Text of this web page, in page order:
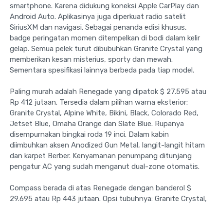
smartphone. Karena didukung koneksi Apple CarPlay dan
Android Auto. Aplikasinya juga diperkuat radio satelit
SiriusXM dan navigasi. Sebagai penanda edisi khusus,
badge peringatan momen ditempelkan di bodi dalam kelir
gelap. Semua pelek turut dibubuhkan Granite Crystal yang
memberikan kesan misterius, sporty dan mewah.
Sementara spesifikasi lainnya berbeda pada tiap model.
Paling murah adalah Renegade yang dipatok $ 27.595 atau
Rp 412 jutaan. Tersedia dalam pilihan warna eksterior:
Granite Crystal, Alpine White, Bikini, Black, Colorado Red,
Jetset Blue, Omaha Orange dan Slate Blue. Rupanya
disempurnakan bingkai roda 19 inci. Dalam kabin
diimbuhkan aksen Anodized Gun Metal, langit-langit hitam
dan karpet Berber. Kenyamanan penumpang ditunjang
pengatur AC yang sudah menganut dual-zone otomatis.
Compass berada di atas Renegade dengan banderol $
29.695 atau Rp 443 jutaan. Opsi tubuhnya: Granite Crystal,